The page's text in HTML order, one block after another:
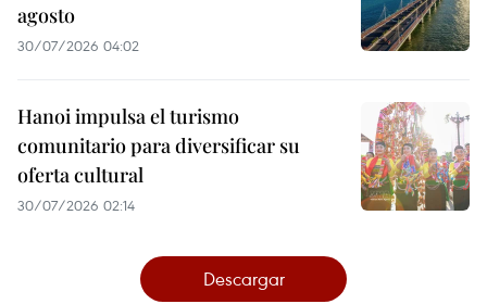
agosto
30/07/2026 04:02
Hanoi impulsa el turismo
comunitario para diversificar su
oferta cultural
30/07/2026 02:14
Descargar